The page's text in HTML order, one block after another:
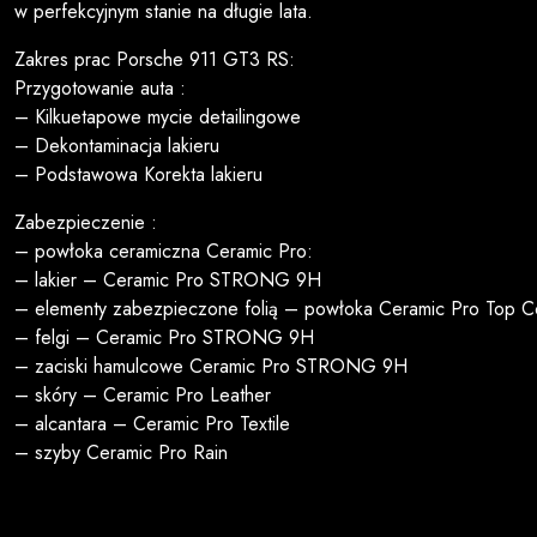
w perfekcyjnym stanie na długie lata.
Zakres prac Porsche 911 GT3 RS:
Przygotowanie auta :
– Kilkuetapowe mycie detailingowe
– Dekontaminacja lakieru
– Podstawowa Korekta lakieru
Zabezpieczenie :
– powłoka ceramiczna Ceramic Pro:
– lakier – Ceramic Pro STRONG 9H
– elementy zabezpieczone folią – powłoka Ceramic Pro Top
– felgi – Ceramic Pro STRONG 9H
– zaciski hamulcowe Ceramic Pro STRONG 9H
– skóry – Ceramic Pro Leather
– alcantara – Ceramic Pro Textile
– szyby Ceramic Pro Rain